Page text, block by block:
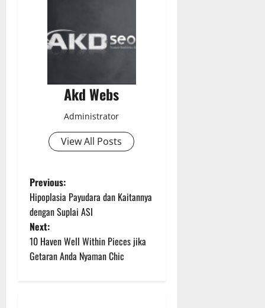
Akd Webs
Administrator
View All Posts
P
o
s
t
Previous:
Hipoplasia Payudara dan Kaitannya
dengan Suplai ASI
Next:
10 Haven Well Within Pieces jika
Getaran Anda Nyaman Chic